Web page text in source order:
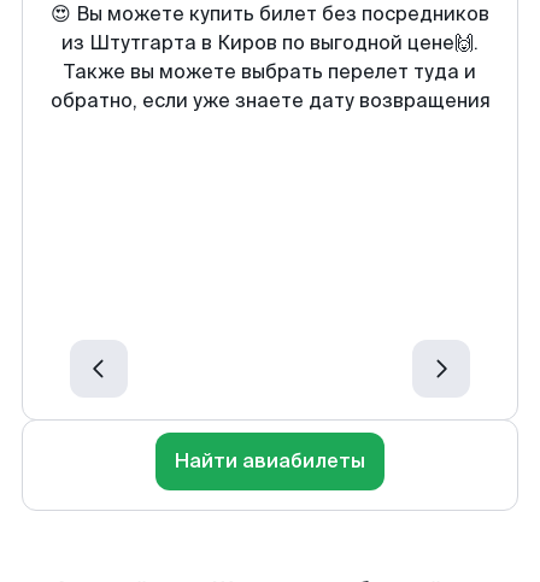
😍 Вы можете купить билет без посредников
из Штутгарта в Киров по выгодной цене🙌.
Также вы можете выбрать перелет туда и
обратно, если уже знаете дату возвращения
Найти авиабилеты